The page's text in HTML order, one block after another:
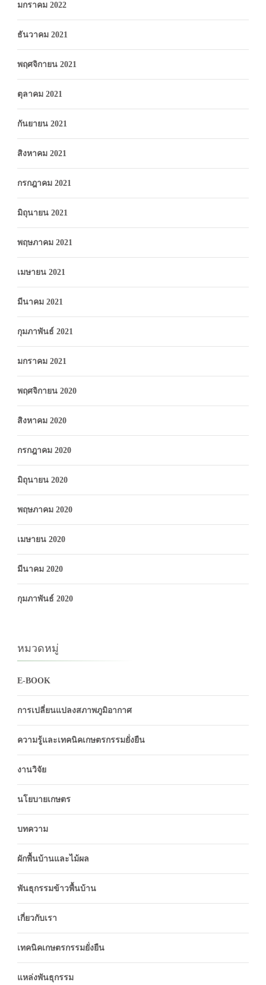
มกราคม 2022
ธันวาคม 2021
พฤศจิกายน 2021
ตุลาคม 2021
กันยายน 2021
สิงหาคม 2021
กรกฎาคม 2021
มิถุนายน 2021
พฤษภาคม 2021
เมษายน 2021
มีนาคม 2021
กุมภาพันธ์ 2021
มกราคม 2021
พฤศจิกายน 2020
สิงหาคม 2020
กรกฎาคม 2020
มิถุนายน 2020
พฤษภาคม 2020
เมษายน 2020
มีนาคม 2020
กุมภาพันธ์ 2020
หมวดหมู่
E-BOOK
การเปลี่ยนแปลงสภาพภูมิอากาศ
ความรู้และเทคนิคเกษตรกรรมยั่งยืน
งานวิจัย
นโยบายเกษตร
บทความ
ผักพื้นบ้านและไม้ผล
พันธุกรรมข้าวพื้นบ้าน
เกี่ยวกับเรา
เทคนิคเกษตรกรรมยั่งยืน
แหล่งพันธุกรรม